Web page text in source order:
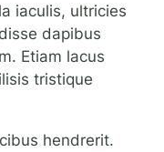
iaculis, ultricies
dapibus
Etiam lacus
tristique
hendrerit.